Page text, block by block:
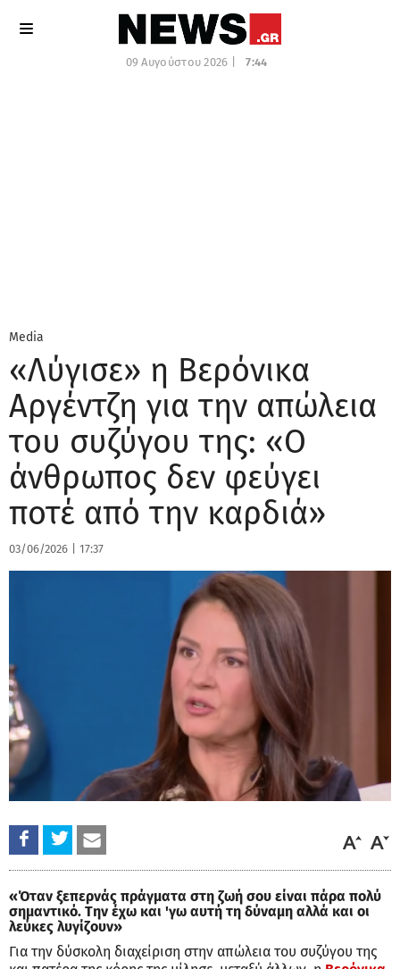
09 Αυγούστου 2026 | 7:44
Media
«Λύγισε» η Βερόνικα
Αργέντζη για την απώλεια
του συζύγου της: «Ο
άνθρωπος δεν φεύγει
ποτέ από την καρδιά»
03/06/2026 17:37
«Όταν ξεπερνάς πράγματα στη ζωή σου είναι πάρα πολύ
σημαντικό. Την έχω και 'γω αυτή τη δύναμη αλλά και οι
λεύκες λυγίζουν»
Για την δύσκολη διαχείριση στην απώλεια του συζύγου της